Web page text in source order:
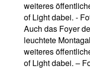
Auch das Foyer
leuchtete
weiteres
of Light dabei. –